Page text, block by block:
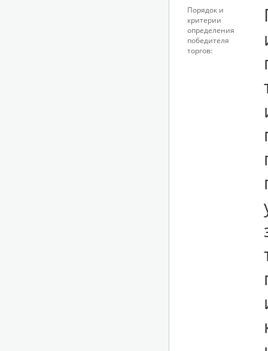
Порядок и
критерии
определения
победителя
торгов: